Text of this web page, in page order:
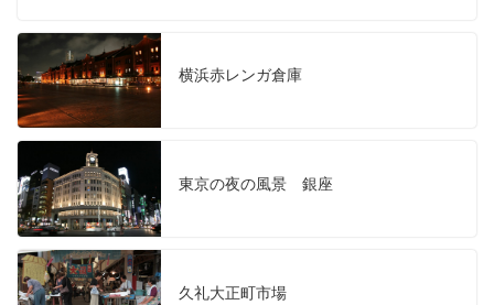
横浜赤レンガ倉庫
東京の夜の風景 銀座
久礼大正町市場